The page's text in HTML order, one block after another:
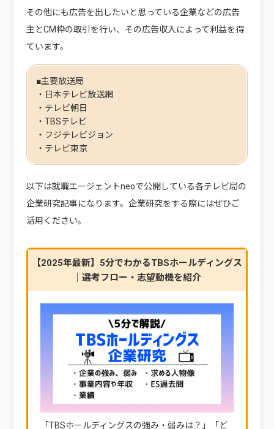
その他にも広告を出したいと思っている企業などの広告
主とCM枠の取引を行い、その広告収入によって利益を得
ています。
■主要放送局
・日本テレビ放送網
・テレビ朝日
・TBSテレビ
・フジテレビジョン
・テレビ東京
以下は就職エージェントneoで公開している各テレビ局の
企業研究記事になります。企業研究をする際にはぜひご
活用ください。
【2025年最新】5分でわかるTBSホールディングス
｜選考フロー・志望動機を紹介
「TBSホールディングスの強み・弱みは？」「ど